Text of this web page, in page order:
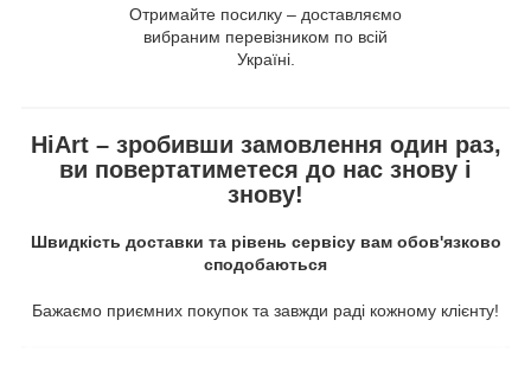
Отримайте посилку – доставляємо
вибраним перевізником по всій
Україні.
HiArt – зробивши замовлення один раз,
ви повертатиметеся до нас знову і
знову!
Швидкість доставки та рівень сервісу вам обов'язково
сподобаються
Бажаємо приємних покупок та завжди раді кожному клієнту!